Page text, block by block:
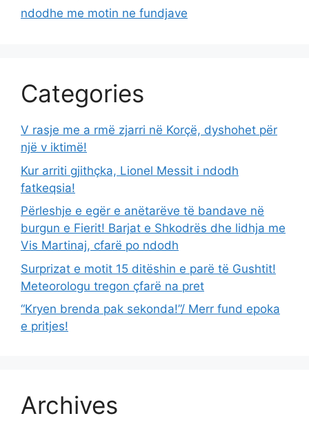
ndodhe me motin ne fundjave
Categories
V rasje me a rmë zjarri në Korçë, dyshohet për
një v iktimë!
Kur arriti gjithçka, Lionel Messit i ndodh
fatkeqsia!
Përleshje e egër e anëtarëve të bandave në
burgun e Fierit! Barjat e Shkodrës dhe lidhja me
Vis Martinaj, cfarë po ndodh
Surprizat e motit 15 ditëshin e parë të Gushtit!
Meteorologu tregon çfarë na pret
“Kryen brenda pak sekonda!”/ Merr fund epoka
e pritjes!
Archives